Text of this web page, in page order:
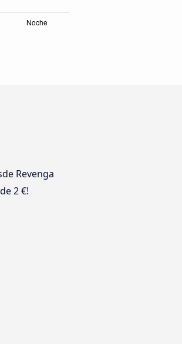
Revenga
2 €!